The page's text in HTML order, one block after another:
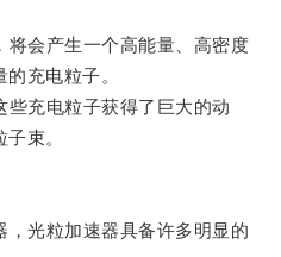
会产生一个高能量、高密度
充电粒子。
充电粒子获得了巨大的动
束。
光粒加速器具备许多明显的